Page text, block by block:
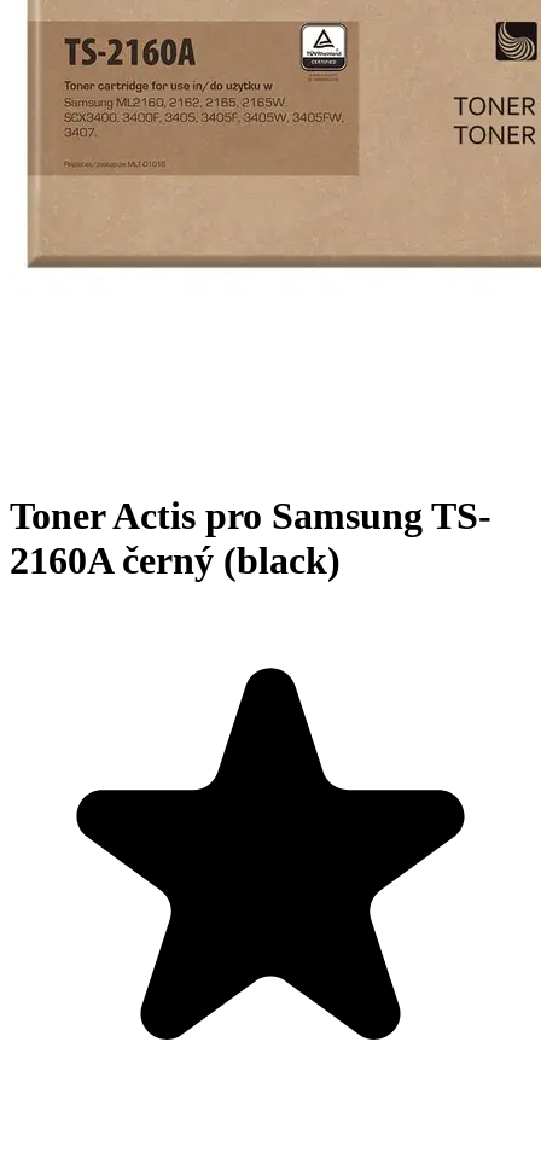
Toner Actis pro Samsung TS-
2160A černý (black)